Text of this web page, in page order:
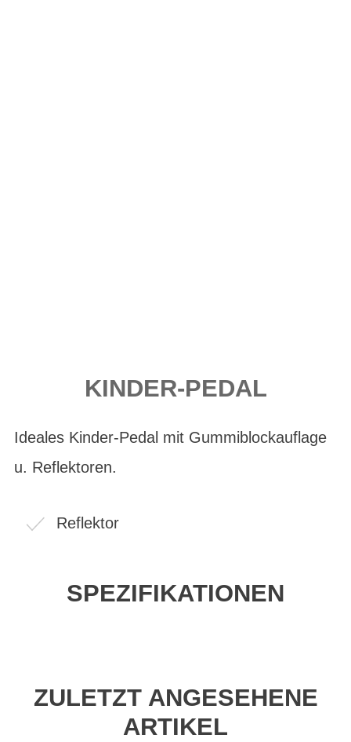
KINDER-PEDAL
Ideales Kinder-Pedal mit Gummiblockauflage
u. Reflektoren.
Reflektor
SPEZIFIKATIONEN
ZULETZT ANGESEHENE
ARTIKEL